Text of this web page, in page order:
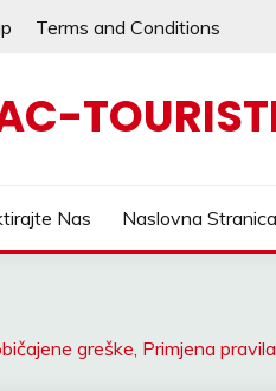
Terms and Conditions
Nas Naslovna Stranica
greške, Primjena pravila